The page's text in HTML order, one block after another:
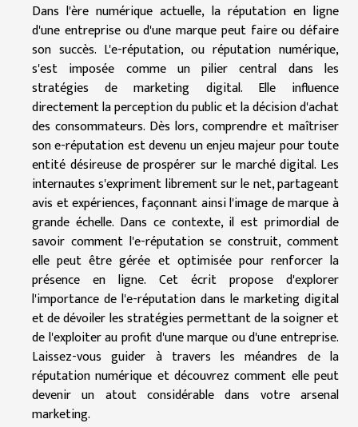
Dans l'ère numérique actuelle, la réputation en ligne
d'une entreprise ou d'une marque peut faire ou défaire
son succès. L'e-réputation, ou réputation numérique,
s'est imposée comme un pilier central dans les
stratégies de marketing digital. Elle influence
directement la perception du public et la décision d'achat
des consommateurs. Dès lors, comprendre et maîtriser
son e-réputation est devenu un enjeu majeur pour toute
entité désireuse de prospérer sur le marché digital. Les
internautes s'expriment librement sur le net, partageant
avis et expériences, façonnant ainsi l'image de marque à
grande échelle. Dans ce contexte, il est primordial de
savoir comment l'e-réputation se construit, comment
elle peut être gérée et optimisée pour renforcer la
présence en ligne. Cet écrit propose d'explorer
l'importance de l'e-réputation dans le marketing digital
et de dévoiler les stratégies permettant de la soigner et
de l'exploiter au profit d'une marque ou d'une entreprise.
Laissez-vous guider à travers les méandres de la
réputation numérique et découvrez comment elle peut
devenir un atout considérable dans votre arsenal
marketing.